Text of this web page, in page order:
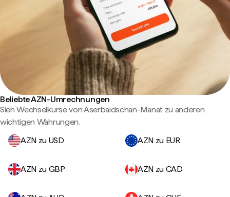
Beliebte AZN-Umrechnungen
Sieh Wechselkurse von Aserbaidschan-Manat zu anderen
wichtigen Währungen.
AZN zu USD
AZN zu EUR
AZN zu GBP AZN zu CAD